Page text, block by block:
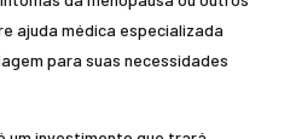
ajuda médica especializada
para suas necessidades